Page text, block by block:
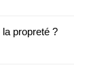
propreté ?